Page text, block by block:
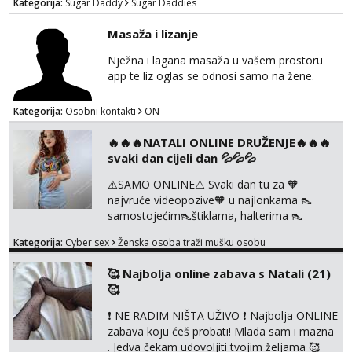
Slavonija. osmarios984@gmail.com
Kategorija: Sugar Daddy Sugar Daddies
Masaža i lizanje
Nježna i lagana masaža u vašem prostoru
app te liz oglas se odnosi samo na žene.
Kategorija: Osobni kontakti ON
🔥🔥🔥NATALI ONLINE DRUŽENJE🔥🔥🔥
svaki dan cijeli dan 💦💦💦
⚠️SAMO ONLINE⚠️ Svaki dan tu za 🧡
najvruće videopozive🧡 u najlonkama 👠
samostojećim👠štiklama, halterima 👠
dogovoru 🧡 Dopisivanja hot chat🧡 o
🧡 Videa🧡 solo squirt, razne anal igračke,
vibratori, s PARTNEROM, S KOLEGICAMA
lizanje, striptiz, footfetiši itd 🔞 ❣️Radim već
jako dugo, imam iskustva i više načina pla...
Kategorija: Cyber sex Ženska osoba traži mušku osobu
🥰 Najbolja online zabava s Natali (21)
🥰
❗ NE RADIM NIŠTA UŽIVO ❗ Najbolja ONLINE
zabava koju ćeš probati! Mlada sam i mazna
. Jedva čekam udovoljiti tvojim željama 🥰